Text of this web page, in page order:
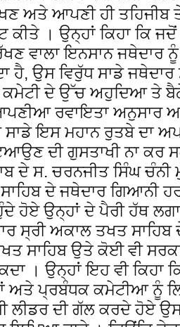
ਅਤੇ ਆਪਣੀ ਹੀ ਤਹਿਜੀਬ
। ਉਨ੍ਹਾਂ ਕਿਹਾ ਕਿ
ਵਾਲਾ ਇਨਸਾਨ ਜਥੇਦਾਰ
ਹੈ, ਉਸ ਵਿਰੁੱਧ ਸਾਡੇ ਜਥੇਦਾਰ
ਦੇ ਉੱਚ ਅਹੁਦਿਆ ਤੇ ਬੈਠੇ
ਰਵਾਇਤਾ ਅਨੁਸਾਰ
ਇਸ ਮਹਾਨ ਰੁਤਬੇ ਦਾ
ਦੀ ਗੁਸਤਾਖੀ ਨਾ ਕਰ
ਦੇ ਸ. ਚਰਨਜੀਤ ਸਿੰਘ
ਦੇ ਜਥੇਦਾਰ ਗਿਆਨੀ
ਹੋਏ ਉਨ੍ਹਾਂ ਦੇ ਪੈਰੀ ਹੱਥ
ਸ੍ਰੀ ਅਕਾਲ ਤਖਤ
ਸਾਹਿਬ ਉਤੇ ਕੋਈ ਵੀ
। ਉਨ੍ਹਾਂ ਇਹ ਵੀ ਕਿਹਾ
ਅਤੇ ਪ੍ਰਬੰਧਕ ਕਮੇਟੀਆ ਨੂੰ
ਲੀਡਰ ਦੀ ਗੱਲ ਕਰਦੇ ਹੋਏ